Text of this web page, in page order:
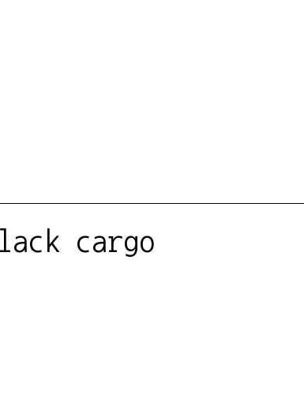
cargo